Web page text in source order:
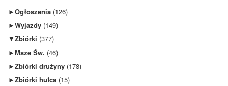
►Ogłoszenia (126)
►Wyjazdy (149)
▼Zbiórki (377)
►Msze Św. (46)
►Zbiórki drużyny (178)
►Zbiórki hufca (15)